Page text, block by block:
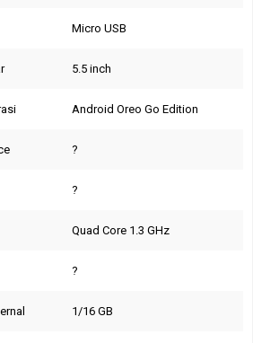
Micro USB
5.5 inch
Android Oreo Go Edition
?
?
Quad Core 1.3 GHz
?
1/16 GB